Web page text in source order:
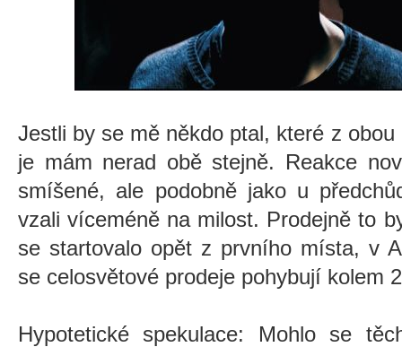
Jestli by se mě někdo ptal, které z
je mám nerad obě stejně. Reakce
smíšené, ale podobně jako u
vzali víceméně na milost. Prodejně to
se startovalo opět z prvního místa, v
se celosvětové prodeje pohybují kolem
Hypotetické spekulace: Mohlo se